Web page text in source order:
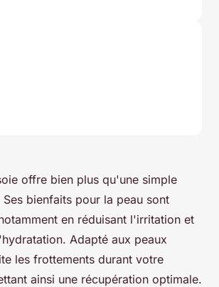
offre bien plus qu'une simple
bienfaits pour la peau sont
en réduisant l'irritation et
Adapté aux peaux
les frottements durant votre
ainsi une récupération optimale.